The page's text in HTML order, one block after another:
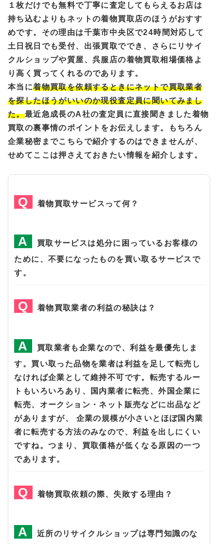
１枚だけでも無料で丁寧に査定してもらえるお店は
持ち込むよりもネットの着物買取店のほうがおすす
めです。その理由は千葉市中央区で24時間対応して
土日祝日でも受付、出張買取ででき、さらにリサイ
クルショップや質屋、呉服店の着物買取相場価格よ
り高く買ってくれるのであります。
本当に着物買取を依頼するときにネットで買取業者
を探したほうがいいのか現役査定員に聞いてみまし
た。最近急成長のA社の査定員に直接聞きました着物
買取の裏事情のポイントをお伝えします。もちろん
企業秘密までこちらで紹介するのはできませんが、
せめてここは押さえておきたい情報を紹介します。
着物買取サービスって何？
買取サービスは処分に困っているお客様の
ために、不要になったものを買い取るサービスで
す。
着物買取業者の利益の秘訣は？
買取業者も企業なので、利益を最優先しま
す。買い取った品物を業者は利益を足して転売し
なければ企業として維持不可です。転売するルー
トもいろいろあり、国内業者に転売、外国企業に
転売、オークション・ネット販売などに出品など
がありますが、 企業の規模が小さいとほぼ国内業
者に転売する方法のみなので、利益を出しにくい
ですね。つまり、買取価格が低くなる原因の一つ
であります。
着物買取依頼の際、失敗する理由？
近所のリサイクルショップは専門知識のな